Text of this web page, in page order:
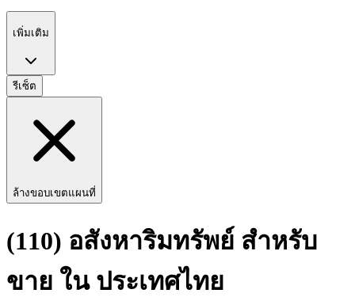
เพิ่มเติม
รีเซ็ต
ล้างขอบเขตแผนที่
(110) อสังหาริมทรัพย์ สำหรับ
ขาย ใน ประเทศไทย